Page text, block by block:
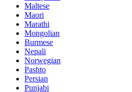
Maltese
Maori
Marathi
Mongolian
Burmese
Nepali
Norwegian
Pashto
Persian
Punjabi